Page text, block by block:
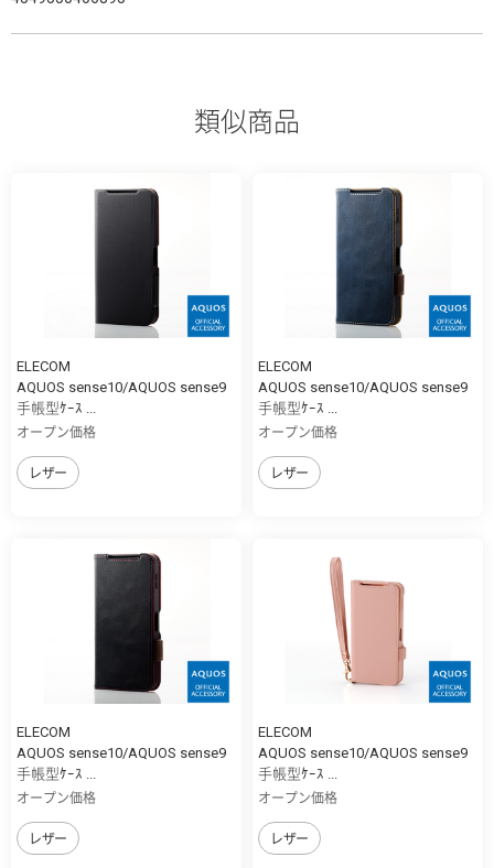
類似商品
ELECOM
AQUOS sense10/AQUOS sense9
手帳型ｹｰｽ ...
オープン価格
レザー
ELECOM
AQUOS sense10/AQUOS sense9
手帳型ｹｰｽ ...
オープン価格
レザー
ELECOM
AQUOS sense10/AQUOS sense9
手帳型ｹｰｽ ...
オープン価格
レザー
ELECOM
AQUOS sense10/AQUOS sense9
手帳型ｹｰｽ ...
オープン価格
レザー